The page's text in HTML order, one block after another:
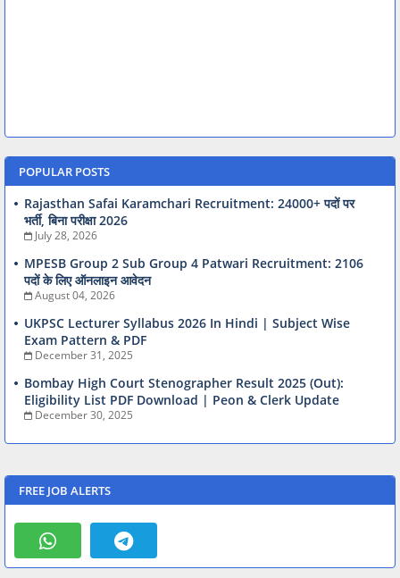
POPULAR POSTS
Rajasthan Safai Karamchari Recruitment: 24000+ पदों पर
भर्ती, बिना परीक्षा 2026
July 28, 2026
MPESB Group 2 Sub Group 4 Patwari Recruitment: 2106
पदों के लिए ऑनलाइन आवेदन
August 04, 2026
UKPSC Lecturer Syllabus 2026 In Hindi | Subject Wise
Exam Pattern & PDF
December 31, 2025
Bombay High Court Stenographer Result 2025 (Out):
Eligibility List PDF Download | Peon & Clerk Update
December 30, 2025
FREE JOB ALERTS